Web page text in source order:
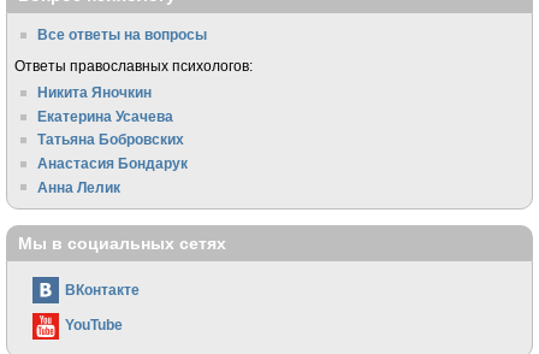
Все ответы на вопросы
Ответы православных психологов:
Никита Яночкин
Екатерина Усачева
Татьяна Бобровских
Анастасия Бондарук
Анна Лелик
Мы в социальных сетях
ВКонтакте
YouTube